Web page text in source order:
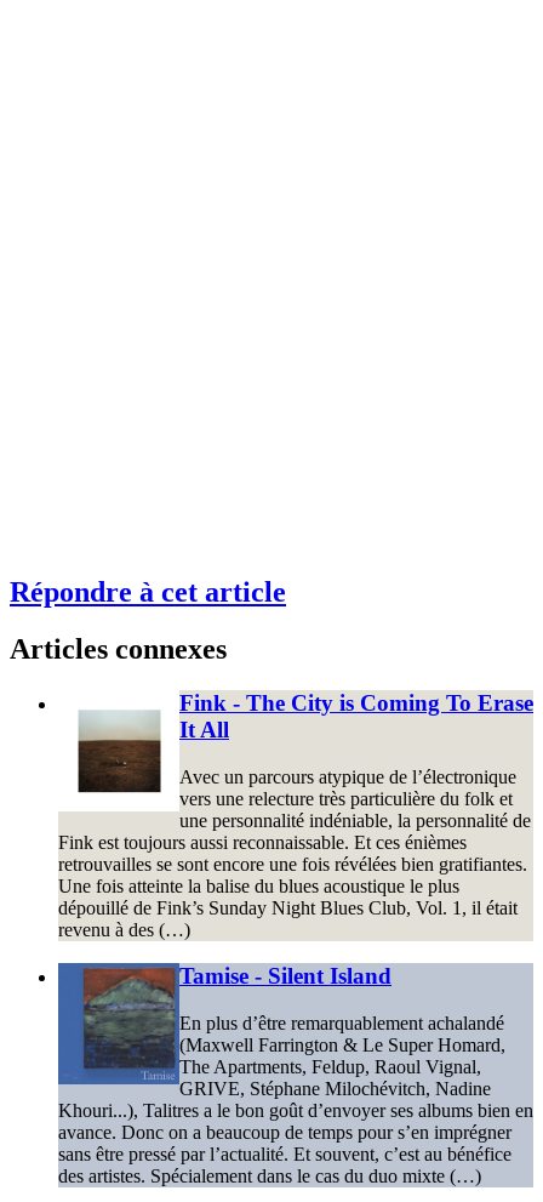
Répondre à cet article
Articles connexes
Fink - The City is Coming To Erase
It All
Avec un parcours atypique de l’électronique
vers une relecture très particulière du folk et
une personnalité indéniable, la personnalité de
Fink est toujours aussi reconnaissable. Et ces énièmes
retrouvailles se sont encore une fois révélées bien gratifiantes.
Une fois atteinte la balise du blues acoustique le plus
dépouillé de Fink’s Sunday Night Blues Club, Vol. 1, il était
revenu à des (…)
Tamise - Silent Island
En plus d’être remarquablement achalandé
(Maxwell Farrington & Le Super Homard,
The Apartments, Feldup, Raoul Vignal,
GRIVE, Stéphane Milochévitch, Nadine
Khouri...), Talitres a le bon goût d’envoyer ses albums bien en
avance. Donc on a beaucoup de temps pour s’en imprégner
sans être pressé par l’actualité. Et souvent, c’est au bénéfice
des artistes. Spécialement dans le cas du duo mixte (…)